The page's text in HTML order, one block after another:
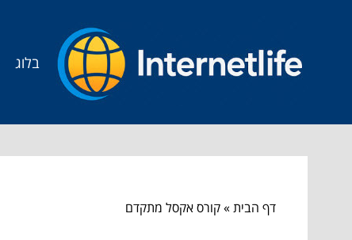
בלוג
דף הבית»קורס אקסל מתקדם